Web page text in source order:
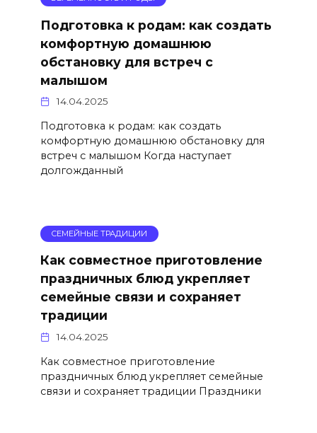
Подготовка к родам: как создать
комфортную домашнюю
обстановку для встреч с
малышом
14.04.2025
Подготовка к родам: как создать
комфортную домашнюю обстановку для
встреч с малышом Когда наступает
долгожданный
СЕМЕЙНЫЕ ТРАДИЦИИ
Как совместное приготовление
праздничных блюд укрепляет
семейные связи и сохраняет
традиции
14.04.2025
Как совместное приготовление
праздничных блюд укрепляет семейные
связи и сохраняет традиции Праздники